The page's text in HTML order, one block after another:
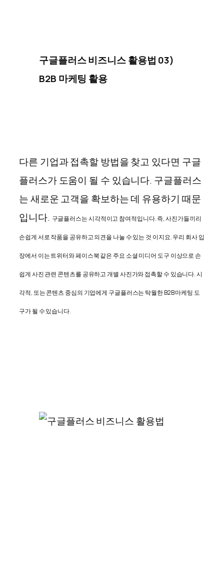
구글플러스 비즈니스 활용법 03)
B2B 마케팅 활용
다른 기업과 접촉할 방법을 찾고 있다면 구글
플러스가 도움이 될 수 있습니다. 구글플러스
는 새로운 고객을 확보하는 데 유용하기 때문
입니다. 구글플러스는 시각적이고 참여적입니다. 즉, 사진가들끼리
손쉽게 서로 작품을 공유하고 의견을 나눌 수 있는 것 이지요. 우리 회사 입
장에서 이는 트위터와 페이스북 같은 주요 소셜 미디어 도구 이상으로 손
쉽게 사진 관련 콘텐츠를 공유하고 개별 사진가와 접촉할 수 있습니다. 시
각적, 또는 콘텐츠 중심의 기업에게 구글플러스는 탁월한 B2B 마케팅 도
구가 될 수 있습니다.